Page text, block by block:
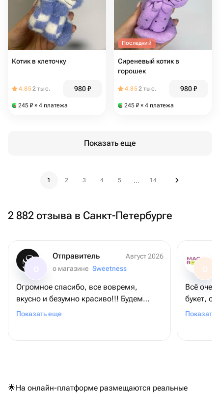
Котик в клеточку
4.852 тыс. 980₽
245 ₽ × 4 платежа
Последний
Сиреневый котик в
горошек
4.852 тыс. 980₽
245 ₽ × 4 платежа
Показать еще
1 2 3 4 5 ... 14
2 882 отзыва в Санкт-Петербурге
Отправитель
Август 2026
о магазине Sweetness
Огромное спасибо, все вовремя,
вкусно и безумно красиво!!! Будем
заказывать еще!❤️
Показать еще
О
Всё
букет,
Показать
🌟На онлайн-платформе размещаются реальные